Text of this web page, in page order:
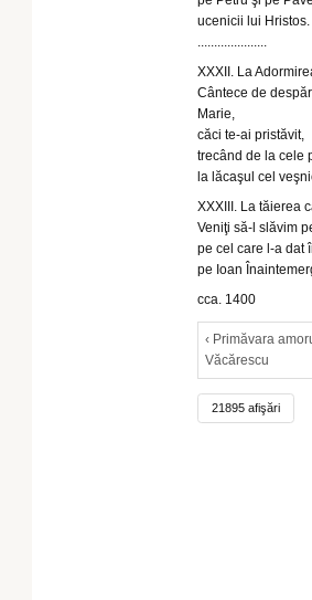
ucenicii lui Hristos.
.....................
XXXII. La
Cântece de
Marie,
căci te-ai pristăvit,
trecând de la cele
la lăcaşul cel
XXXIII. La tăierea
Veniţi să-l slăvim
pe cel care l-a dat
pe Ioan
cca. 1400
‹ Primăvara
Văcărescu
21895 afişări